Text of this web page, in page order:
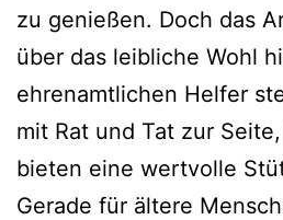
zu genießen. Doch das
über das leibliche Wohl
ehrenamtlichen Helfer
mit Rat und Tat zur
bieten eine wertvolle
Gerade für ältere